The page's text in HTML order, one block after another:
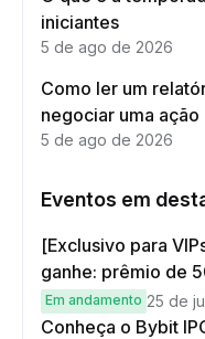
iniciantes
5 de ago de 2026
Como ler um
negociar uma ação
5 de ago de 2026
Eventos em
[Exclusivo para
ganhe: prêmio de
Em andamento 25 de
Conheça o Bybit